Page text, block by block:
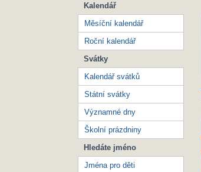
Kalendář
Měsíční kalendář
Roční kalendář
Svátky
Kalendář svátků
Státní svátky
Významné dny
Školní prázdniny
Hledáte jméno
Jména pro děti